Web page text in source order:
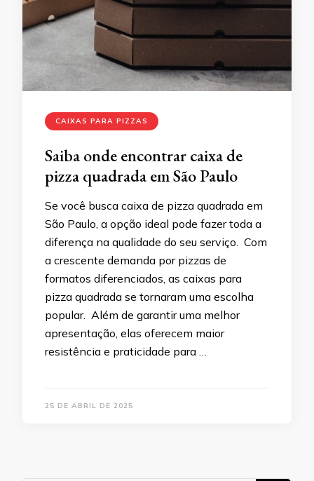
CAIXAS PARA PIZZAS
Saiba onde encontrar caixa de
pizza quadrada em São Paulo
Se você busca caixa de pizza quadrada em
São Paulo, a opção ideal pode fazer toda a
diferença na qualidade do seu serviço. Com
a crescente demanda por pizzas de
formatos diferenciados, as caixas para
pizza quadrada se tornaram uma escolha
popular. Além de garantir uma melhor
apresentação, elas oferecem maior
resistência e praticidade para …
25 DE ABRIL DE 2025